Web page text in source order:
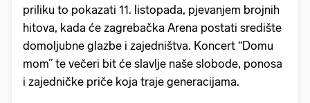
priliku to pokazati 11. listopada, pjevanjem brojnih
hitova, kada će zagrebačka Arena postati središte
domoljubne glazbe i zajedništva. Koncert “Domu
mom” te večeri bit će slavlje naše slobode, ponosa
i zajedničke priče koja traje generacijama.